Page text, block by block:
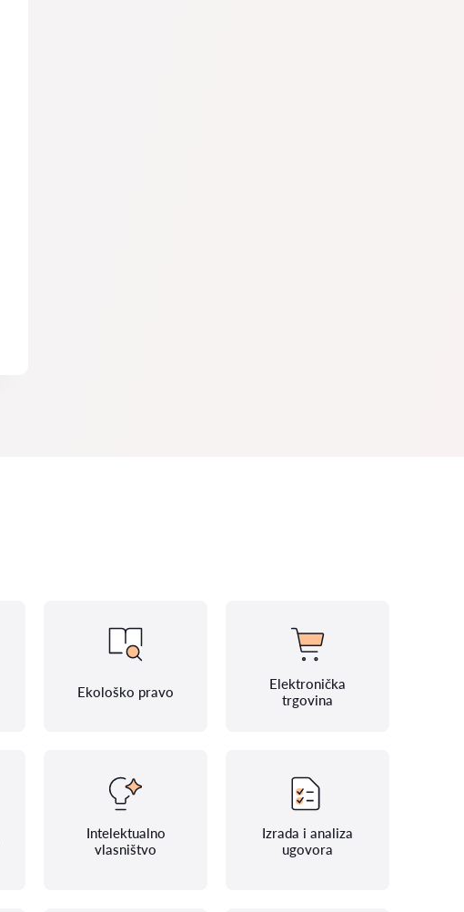
Ekološko pravo
Elektronička
trgovina
Intelektualno
vlasništvo
Izrada i analiza
ugovora